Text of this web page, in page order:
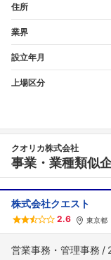
住所
業界
設立年月
上場区分
クオリカ株式会社
事業・業種類似
株式会社クエスト
2.6 東京都
営業事務・管理事務